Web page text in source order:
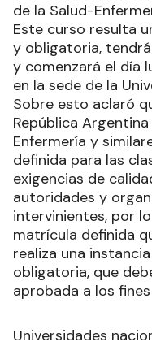
de la Salud-
Este curso resulta
y obligatoria,
y comenzará el día
en la sede de la
Sobre esto aclaró
República
Enfermería y
definida para las
exigencias de
autoridades y
intervinientes, por
matrícula definida
realiza una
obligatoria, que
aprobada a los
Universidades